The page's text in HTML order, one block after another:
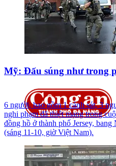
Mỹ: Đấu súng như trong
6 người, bao gồm 1 cảnh sát, 3
nghi phạm đã thiệt mạng trong
đồng hồ ở thành phố Jersey,
(sáng 11-10, giờ Việt Nam).